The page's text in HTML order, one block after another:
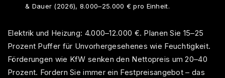
& Dauer (2026), 8.000–25.000 € pro Einheit.
Elektrik und Heizung: 4.000–12.000 €. Planen Sie 15–25
Prozent Puffer für Unvorhergesehenes wie Feuchtigkeit.
Förderungen wie KfW senken den Nettopreis um 20–40
Prozent. Fordern Sie immer ein Festpreisangebot – das